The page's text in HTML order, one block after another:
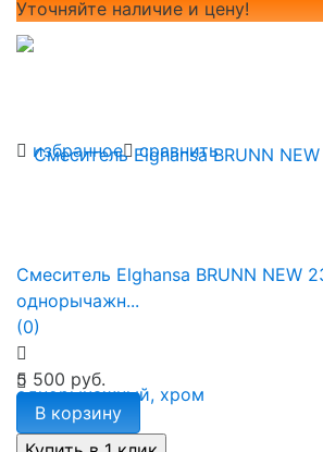
избранное сравнить
Уточняйте наличие и цену!
Смеситель Elghansa BRUNN NEW
однорычажн...
(0)
5 500 руб.
В корзину